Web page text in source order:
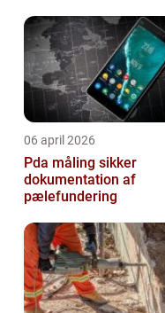
06 april 2026
Pda måling sikker
dokumentation af
pælefundering